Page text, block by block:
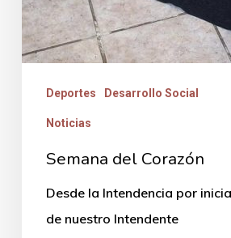
Deportes Desarrollo Social
Noticias
Semana del Corazón
Desde la Intendencia por
de nuestro Intendente